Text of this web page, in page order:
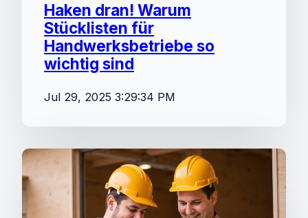
Haken dran! Warum
Stücklisten für
Handwerksbetriebe so
wichtig sind
Jul 29, 2025 3:29:34 PM